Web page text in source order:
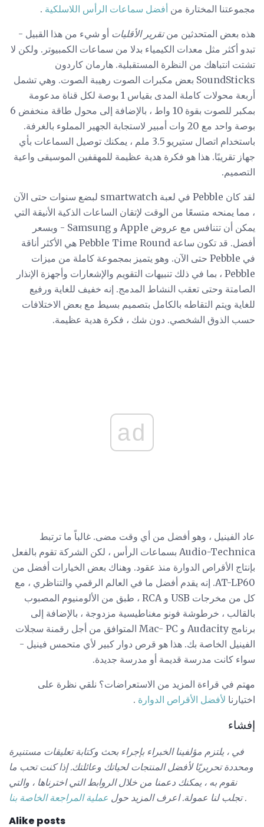
مجموعتنا المختارة من أفضل سماعات الرأس اللاسلكية .
هذه بعض المتحدثين منتقرير الأقليات أو شيء من هذا القبيل -
تبدو أكثر مثل معدات الكيمياء بدلا من سماعات الكمبيوتر. ولكن لا
تشتت انتباهك من النظرة المستقبلية. هارمان كاردون
SoundSticks بعض مكبرات الصوت رهيبة الصوت. وهي تشمل
أربعة محولات كاملة المدى بقياس 1 بوصة لكل قناة مدعومة
بمكبر للصوت بقوة 10 واط ، بالإضافة إلى محول طاقة منخفض 6
بوصة واحد مع 20 وات أمبير لاستجابة الجهير المملوء بالغرفة.
باستخدام اتصال ستيريو 3.5 ملم ، يمكنك توصيل السماعات بأي
جهاز تقريبًا. هذا هو فكرة هدية عظيمة للمهقفين الموسيقى واعية
التصميم.
لقد كان Pebble في لعبة smartwatch لبضع سنوات حتى الآن
، مما يمنحه متسعًا من الوقت لإتقان الساعات الذكية الأنيقة التي
يمكن أن تتنافس مع عروض Apple و Samsung - وبسعر
أفضل. قد تكون ساعة Pebble Time Round هي الأكثر أناقة
في Pebble حتى الآن. وهو يتميز بمجموعة كاملة من ميزات
Pebble ، بما في ذلك تنبيهات التقويم والإشعارات وأجهزة الإنذار
الصامتة وحتى تعقب النشاط المدمج. إنه خفيف للغاية ورفيع
للغاية ويتم التقاطه بالكامل بتصميم بسيط مع بعض الاختلافات
حسب الذوق الشخصي. دون شك ، فكرة هدية عظيمة.
ad
عاد الفينيل ، وهو أفضل من أي وقت مضى. غالباً ما ترتبط
Audio-Technica بسماعات الرأس ، لكن الشركة تقوم بالفعل
بإنتاج الأقراص الدوارة منذ عقود. وهناك بعض الخيارات أفضل من
AT-LP60. إنه يقدم أفضل ما في العالم الرقمي والتناظري ، مع
كل من مخرجات USB و RCA ، طبق من الألومنيوم المصبوب
بالقالب ، خرطوشة فونو مغناطيسية مزدوجة ، بالإضافة إلى
برنامج Audacity و Mac- PC المتوافق من أجل رقمنة سجلات
الفينيل الخاصة بك. هذا هو قرص دوار كبير لأي متحمس فينيل -
سواء كانت مدرسة قديمة أو مدرسة جديدة.
مهتم في قراءة المزيد من الاستعراضات؟ نلقي نظرة على
اختيارنا لأفضل الأقراص الدوارة .
إفشاء
في ، يلتزم مؤلفينا الخبراء بإجراء بحث وكتابة تعليقات مستنيرة
ومحددة تحريريًا لأفضل المنتجات لحياتك وعائلتك. إذا كنت تحب ما
نقوم به ، يمكنك دعمنا من خلال الروابط التي اخترناها ، والتي
تجلب لنا عمولة. اعرف المزيد حول عملية المراجعة الخاصة بنا
.
Alike posts